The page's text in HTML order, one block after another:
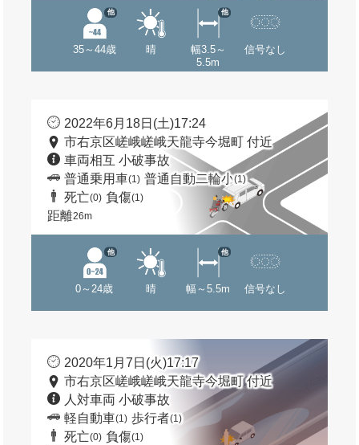
35～44歳
他
晴
幅3.5～
5.5m
他
信号なし
2022年6月18日(土)17:24
市右京区嵯峨嵯峨天龍寺今堀町 付近
車両相互 小破事故
普通乗用車(1) 普通自動二輪小(1)
死亡(0) 負傷(1)
距離26m
0～24歳
他
晴 幅～5.5m
他
信号なし
2020年1月7日(火)17:17
市右京区嵯峨嵯峨天龍寺今堀町 付近
人対車両 小破事故
軽自動車(1) 歩行者(1)
死亡(0) 負傷(1)